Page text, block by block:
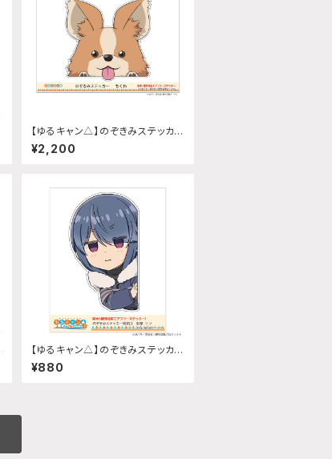
【ゆるキャン△】のぞきみステッカ
ー (ちくわ)A4サイズ
¥2,200
【ゆるキャン△】のぞきみステッカ
ー (志摩リン『SEASON3』)給油口
サイズ
¥880